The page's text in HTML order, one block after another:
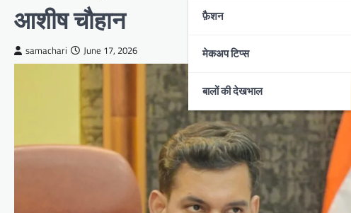
फ़ैशन
मेकअप टिप्स
बालों की देखभाल
आशीष चौहान
samachari June 17, 2026